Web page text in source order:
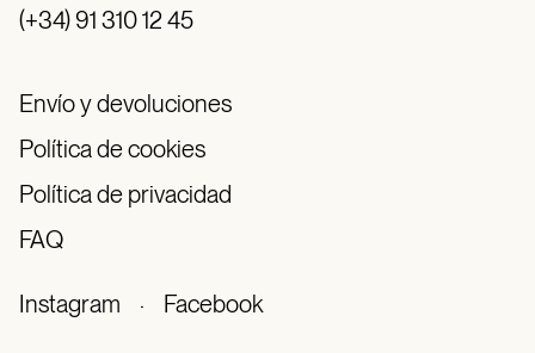
(+34) 91 310 12 45
Envío y devoluciones
Política de cookies
Política de privacidad
FAQ
Instagram · Facebook